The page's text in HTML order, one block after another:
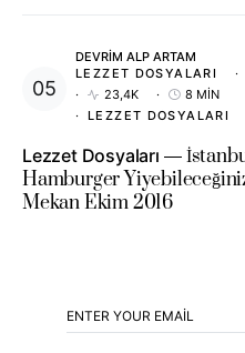
DEVRIM ALP ARTAM
LEZZET DOSYALARI
23,4K
8 MIN
LEZZET DOSYALARI
Lezzet Dosyaları
Hamburger
Mekan Ekim 2016